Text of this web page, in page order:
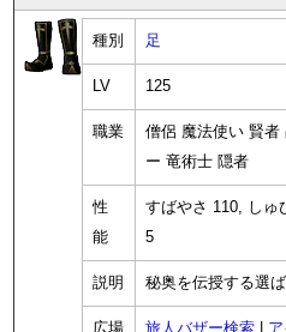
種別 足
LV 125
職業
僧侶 魔法使い 賢者
ー 竜術士 隠者
性
能
すばやさ 110, しゅ
5
説明 秘奥を伝授する選